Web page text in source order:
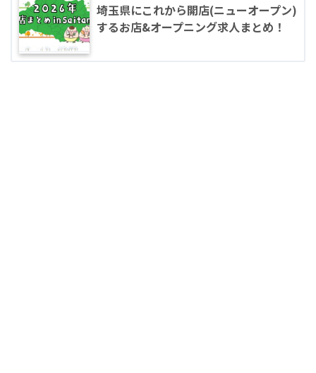
埼玉県にこれから開店(ニューオープン)
するお店&オープニング求人まとめ！